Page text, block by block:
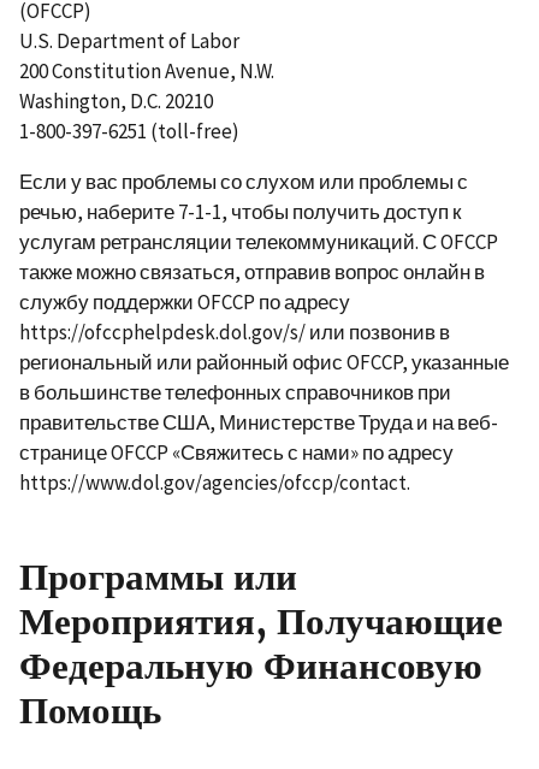
(OFCCP)
U.S. Department of Labor
200 Constitution Avenue, N.W.
Washington, D.C. 20210
1-800-397-6251 (toll-free)
Если у вас проблемы со слухом или проблемы с
речью, наберите 7-1-1, чтобы получить доступ к
услугам ретрансляции телекоммуникаций. С OFCCP
также можно связаться, отправив вопрос онлайн в
службу поддержки OFCCP по адресу
https://ofccphelpdesk.dol.gov/s/ или позвонив в
региональный или районный офис OFCCP, указанные
в большинстве телефонных справочников при
правительстве США, Министерстве Труда и на веб-
странице OFCCP «Свяжитесь с нами» по адресу
https://www.dol.gov/agencies/ofccp/contact.
Программы или
Мероприятия, Получающие
Федеральную Финансовую
Помощь